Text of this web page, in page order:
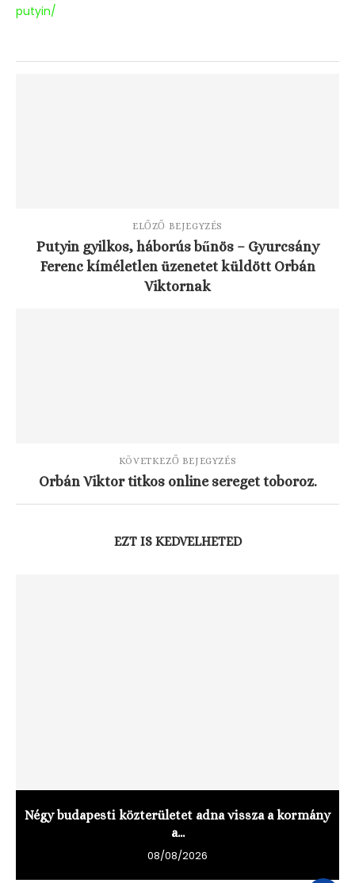
putyin/
ELŐZŐ BEJEGYZÉS
Putyin gyilkos, háborús bűnös – Gyurcsány
Ferenc kíméletlen üzenetet küldött Orbán
Viktornak
KÖVETKEZŐ BEJEGYZÉS
Orbán Viktor titkos online sereget toboroz.
EZT IS KEDVELHETED
Négy budapesti közterületet adna vissza a kormány
a...
08/08/2026